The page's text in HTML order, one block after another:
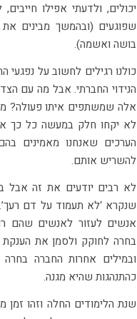
יכולים, ולדעתי אפילו
שפוגעים (ובהמשך מבינים
בושה ואשמה).
כולנו רגילים לחשוב על
הנידוי החברתי. אבל מה עם
אלה שמשתפים איתו פעולה?
לא יקחו חלק במעשה כל כך
הערכים שאנחנו מאמינים
להשריש אותם.
לא רבים יודעים את זה אבל
שנקרא ‘לא תעמוד על דם רעך’.
אנשים לעזור לאנשים שהם
בחרה לחוקק ולסמן את
ובמילים אחרות החברה
כהתנהגות שהיא מגנה.
שנת הלימודים החלה וזהו זמן